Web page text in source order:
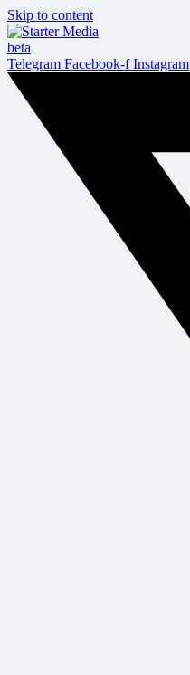
Skip to content
beta
Telegram Facebook-f Instagram